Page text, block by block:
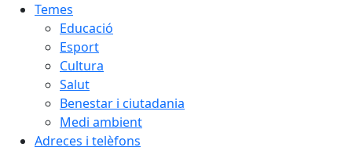
Temes
Educació
Esport
Cultura
Salut
Benestar i ciutadania
Medi ambient
Adreces i telèfons